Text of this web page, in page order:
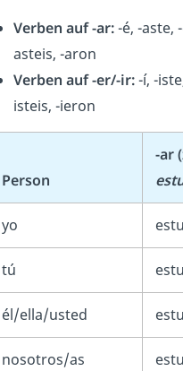
Verben auf -ar:-é, -aste,
asteis, -aron
Verben auf -er/-ir:-í, -
isteis, -ieron
Person
-ar
yo
tú
él/ella/usted
nosotros/as